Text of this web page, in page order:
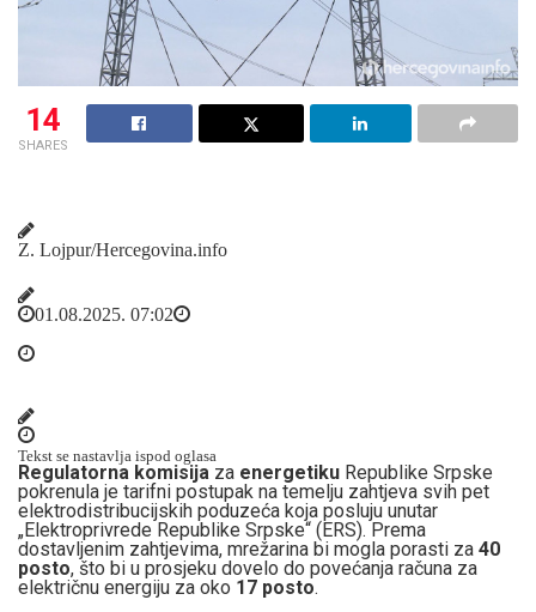
14
SHARES
Z. Lojpur/Hercegovina.info
01.08.2025. 07:02
Tekst se nastavlja ispod oglasa
Regulatorna komisija za energetiku Republike Srpske
pokrenula je tarifni postupak na temelju zahtjeva svih pet
elektrodistribucijskih poduzeća koja posluju unutar
„Elektroprivrede Republike Srpske“ (ERS). Prema
dostavljenim zahtjevima, mrežarina bi mogla porasti za 40
posto, što bi u prosjeku dovelo do povećanja računa za
električnu energiju za oko 17 posto.